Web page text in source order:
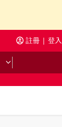
註冊 | 登入